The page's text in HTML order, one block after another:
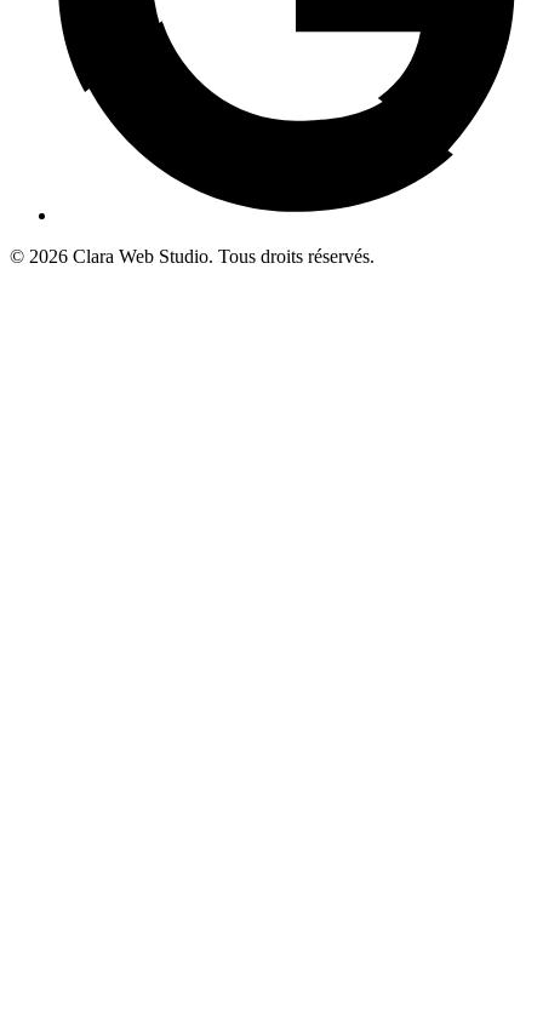
© 2026 Clara Web Studio. Tous droits réservés.